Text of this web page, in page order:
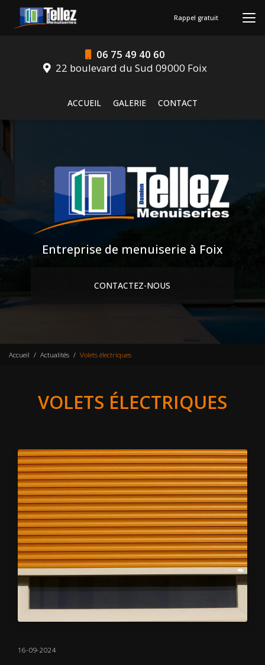
contenu
06 75 49 40 60
22 boulevard du Sud 09000 Foix
ACCUEIL
GALERIE CONTACT
Rappel gratuit
Entreprise de menuiserie à Foix
CONTACTEZ-NOUS
Accueil Actualités Volets électriques
VOLETS ÉLECTRIQUES
16-09-2024